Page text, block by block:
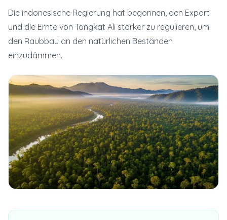
Die indonesische Regierung hat begonnen, den Export
und die Ernte von Tongkat Ali stärker zu regulieren, um
den Raubbau an den natürlichen Beständen
einzudämmen.